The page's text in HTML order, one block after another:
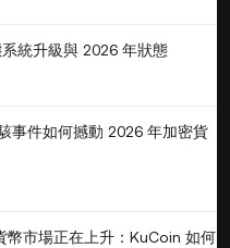
統升級與 2026 年狀態
事件如何撼動 2026 年加密貨
幣市場正在上升：KuCoin 如何